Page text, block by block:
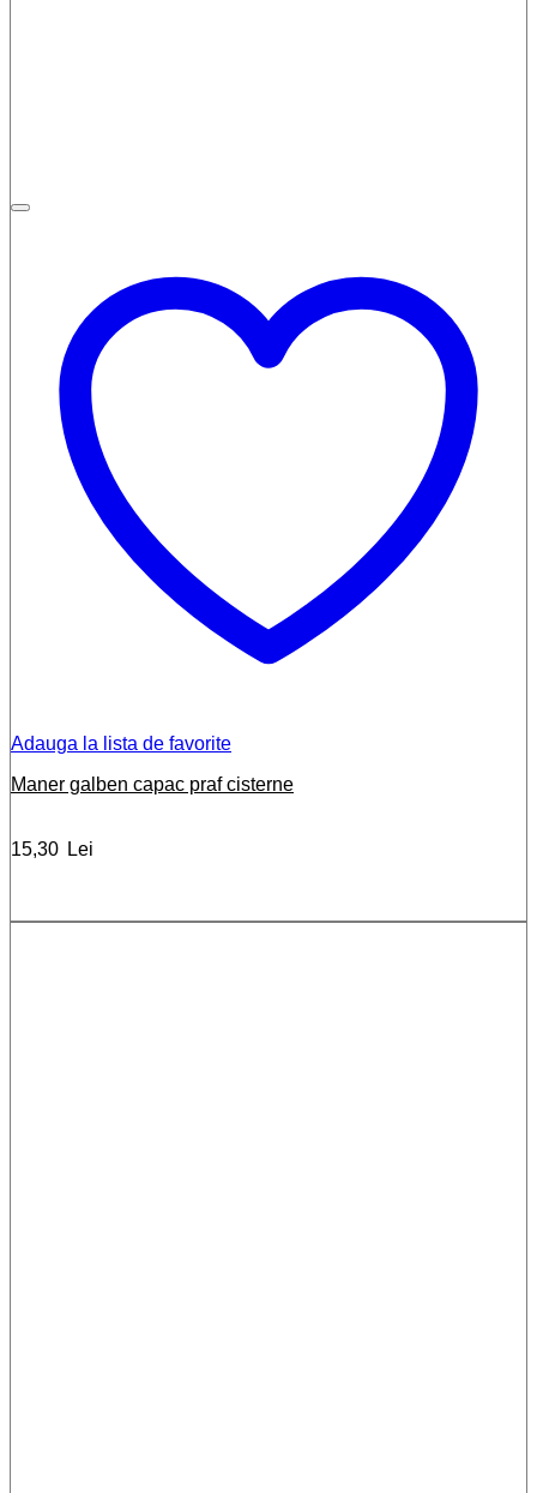
Adauga la lista de favorite
Maner galben capac praf cisterne
15,30 Lei